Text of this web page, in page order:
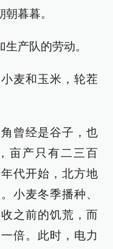
暮暮。
产队的劳动。
麦和玉米，轮茬
曾经是谷子，也
亩产只有二三百
代开始，北方地
小麦冬季播种、
之前的饥荒，而
倍。此时，电力